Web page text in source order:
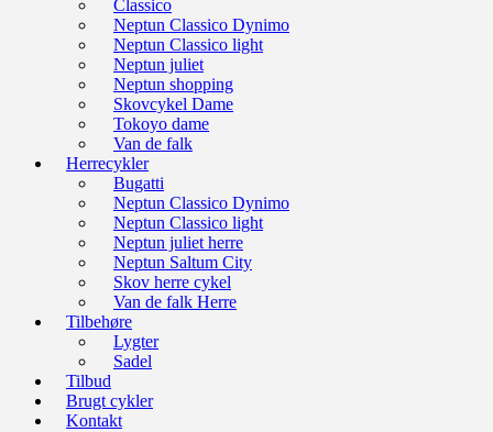
Classico
Neptun Classico Dynimo
Neptun Classico light
Neptun juliet
Neptun shopping
Skovcykel Dame
Tokoyo dame
Van de falk
Herrecykler
Bugatti
Neptun Classico Dynimo
Neptun Classico light
Neptun juliet herre
Neptun Saltum City
Skov herre cykel
Van de falk Herre
Tilbehøre
Lygter
Sadel
Tilbud
Brugt cykler
Kontakt